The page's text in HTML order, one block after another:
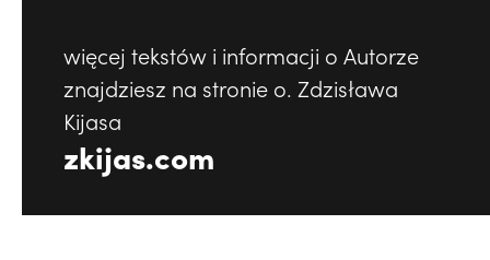
więcej tekstów i informacji o Autorze
znajdziesz na stronie o. Zdzisława
Kijasa
zkijas.com